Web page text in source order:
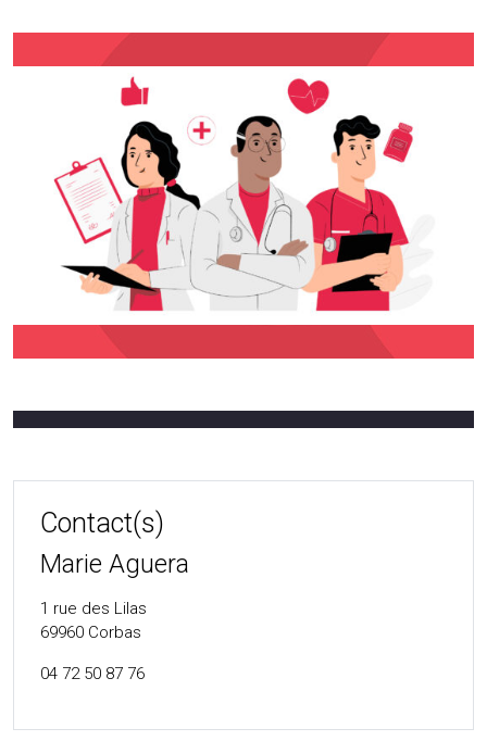
Contact(s)
Marie Aguera
1 rue des Lilas
69960 Corbas
04 72 50 87 76